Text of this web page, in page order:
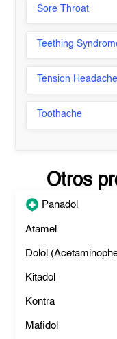
Sore Throat
Teething
Tension Headache
Toothache
Otros
Panadol
Atamel
Dolol
Kitadol
Kontra
Mafidol